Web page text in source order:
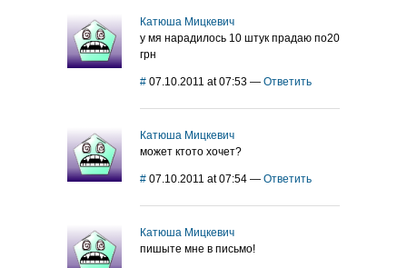
Катюша Мицкевич
у мя нарадилось 10 штук прадаю по20
грн
# 07.10.2011 at 07:53 — Ответить
Катюша Мицкевич
может ктото хочет?
# 07.10.2011 at 07:54 — Ответить
Катюша Мицкевич
пишыте мне в письмо!